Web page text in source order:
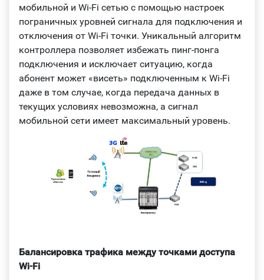
мобильной и Wi-Fi сетью с помощью настроек
пограничных уровней сигнала для подключения и
отключения от Wi-Fi точки. Уникальный алгоритм
контроллера позволяет избежать пинг-понга
подключения и исключает ситуацию, когда
абонент может «висеть» подключенным к Wi-Fi
даже в том случае, когда передача данных в
текущих условиях невозможна, а сигнал
мобильной сети имеет максимальный уровень.
Балансировка трафика между точками доступа
Wi-Fi